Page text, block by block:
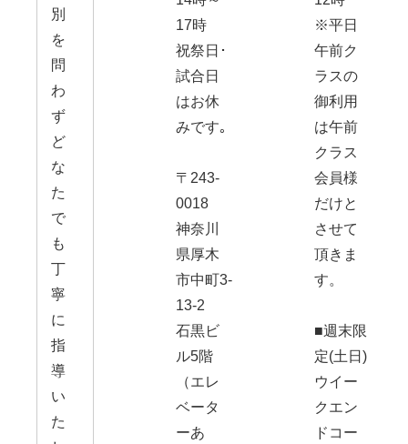
別
を
問
わ
ず
ど
な
た
で
も
丁
寧
に
指
導
い
た
17時
祝祭日･
試合日
はお休
みです｡
〒243-
0018
神奈川
県厚木
市中町3-
13-2
石黒ビ
ル5階
（エレ
ベータ
ーあ
※平日
午前ク
ラスの
御利用
は午前
クラス
会員様
だけと
させて
頂きま
す。
■週末限
定(土日)
ウイー
クエン
ドコー